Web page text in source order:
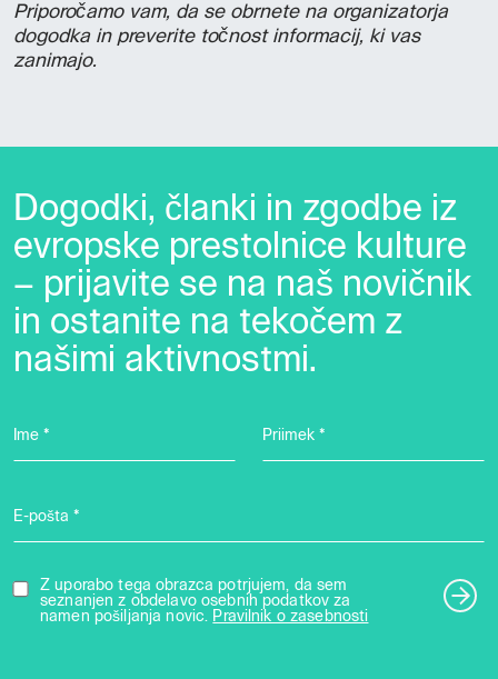
Priporočamo vam, da se obrnete na organizatorja
dogodka in preverite točnost informacij, ki vas
zanimajo.
Dogodki, članki in zgodbe iz
evropske prestolnice kulture
– prijavite se na naš novičnik
in ostanite na tekočem z
našimi aktivnostmi.
Ime * Priimek *
E-pošta *
Z uporabo tega obrazca potrjujem, da sem
seznanjen z obdelavo osebnih podatkov za
namen pošiljanja novic. Pravilnik o zasebnosti